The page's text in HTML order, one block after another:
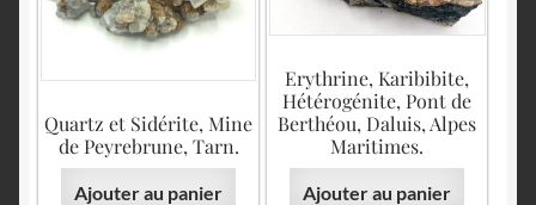
Erythrine, Karibibite,
Hétérogénite, Pont de
Berthéou, Daluis, Alpes
Maritimes.
Ajouter au panier
Quartz et Sidérite, Mine
de Peyrebrune, Tarn.
Ajouter au panier